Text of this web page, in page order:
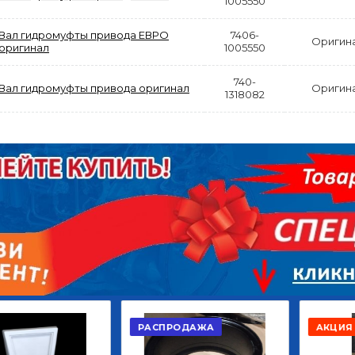
ДИСК СЦЕПЛЕНИЯ
ВЕДОМЫЙ КЛАССИК
2 422,40
В КОРЗИНУ
АКЦИЯ
КРУГ ПОВОРОТНЫЙ
10*12ОТВ., Д.102*86
Г.КАЗАНЬ
29 668,20 Р
В КОРЗИНУ
Вал гидромуфты привода ЕВРО
оригинал
7406-
1005550
Вал гидромуфты привода оригинал
740-
1318082
РАСПРОДАЖА АКЦИЯ